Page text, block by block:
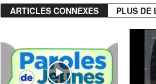
ARTICLES CONNEXES PLUS DE